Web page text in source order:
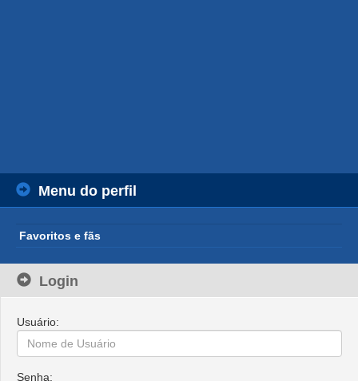
Menu do perfil
Favoritos e fãs
Login
Usuário:
Senha: